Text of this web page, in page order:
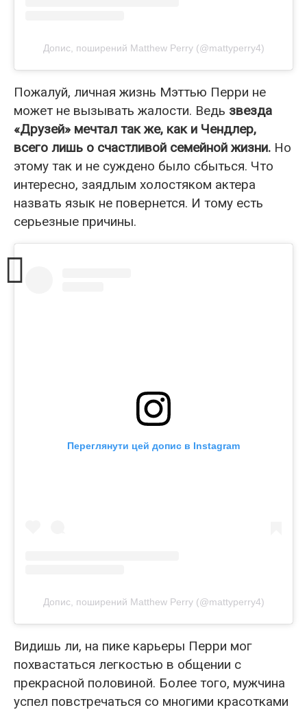
Допис, поширений Matthew Perry (@mattyperry4)
Пожалуй, личная жизнь Мэттью Перри не
может не вызывать жалости. Ведь звезда
«Друзей» мечтал так же, как и Чендлер,
всего лишь о счастливой семейной жизни. Но
этому так и не суждено было сбыться. Что
интересно, заядлым холостяком актера
назвать язык не повернется. И тому есть
серьезные причины.
Переглянути цей допис в Instagram
Допис, поширений Matthew Perry (@mattyperry4)
Видишь ли, на пике карьеры Перри мог
похвастаться легкостью в общении с
прекрасной половиной. Более того, мужчина
успел повстречаться со многими красотками